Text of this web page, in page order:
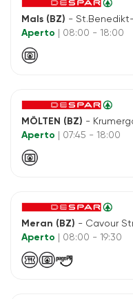
Mals (BZ) -
Aperto
| 08:00 - 18:00
MÖLTEN (BZ) -
Aperto
| 07:45 - 18:00
Meran (BZ) - Cavour
Aperto
| 08:00 - 19:30